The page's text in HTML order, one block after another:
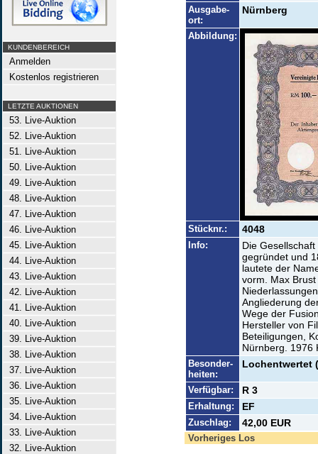
KUNDENBEREICH
Anmelden
Kostenlos registrieren
LETZTE AUKTIONEN
53. Live-Auktion
52. Live-Auktion
51. Live-Auktion
50. Live-Auktion
49. Live-Auktion
48. Live-Auktion
47. Live-Auktion
46. Live-Auktion
45. Live-Auktion
44. Live-Auktion
43. Live-Auktion
42. Live-Auktion
41. Live-Auktion
40. Live-Auktion
39. Live-Auktion
38. Live-Auktion
37. Live-Auktion
36. Live-Auktion
35. Live-Auktion
34. Live-Auktion
33. Live-Auktion
32. Live-Auktion
Ausgabe-
ort:
Nürnberg
Abbildung:
Stücknr.: 4048
Info:
Die
gegründet und
lautete der
vorm. Max
Angliederung
Wege der
Hersteller von
Beteiligungen,
Nürnberg. 1976
Besonder-
heiten:
Lochentwertet
Verfügbar: R 3
Erhaltung: EF
Zuschlag: 42,00 EUR
Vorheriges Los